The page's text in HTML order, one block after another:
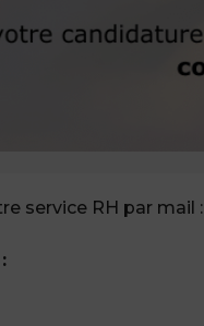
service RH par mail :